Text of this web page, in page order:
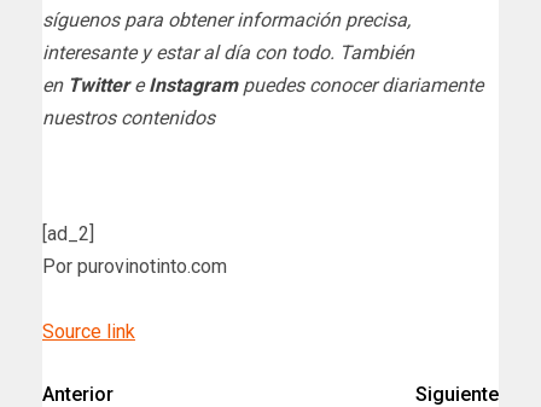
síguenos para obtener información precisa,
interesante y estar al día con todo. También
en TwittereInstagrampuedes conocer diariamente
nuestros contenidos
[ad_2]
Por purovinotinto.com
Source link
Anterior
Siguiente